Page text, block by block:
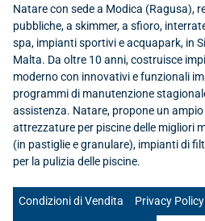
Natare con sede a Modica (Ragusa),
pubbliche, a skimmer, a sfioro,
spa, impianti sportivi e acquapark, in
Malta. Da oltre 10 anni, costruisce
moderno con innovativi e funzionali
programmi di manutenzione
assistenza. Natare, propone un
attrezzature per piscine delle migliori
(in pastiglie e granulare), impianti di
per la pulizia delle piscine.
Condizioni di Vendita Privacy Policy